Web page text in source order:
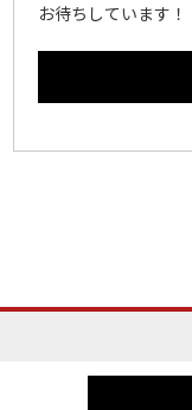
お待ちしています！